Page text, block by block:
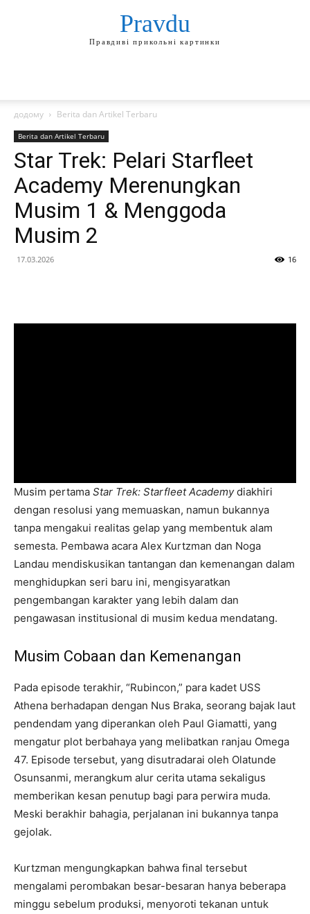
Pravdu
Правдиві прикольні картинки
додому Berita dan Artikel Terbaru
Berita dan Artikel Terbaru
Star Trek: Pelari Starfleet
Academy Merenungkan
Musim 1 & Menggoda
Musim 2
17.03.2026 16
Musim pertama Star Trek: Starfleet Academydiakhiri
dengan resolusi yang memuaskan, namun bukannya
tanpa mengakui realitas gelap yang membentuk alam
semesta. Pembawa acara Alex Kurtzman dan Noga
Landau mendiskusikan tantangan dan kemenangan dalam
menghidupkan seri baru ini, mengisyaratkan
pengembangan karakter yang lebih dalam dan
pengawasan institusional di musim kedua mendatang.
Musim Cobaan dan Kemenangan
Pada episode terakhir, “Rubincon,” para kadet USS
Athena berhadapan dengan Nus Braka, seorang bajak laut
pendendam yang diperankan oleh Paul Giamatti, yang
mengatur plot berbahaya yang melibatkan ranjau Omega
47. Episode tersebut, yang disutradarai oleh Olatunde
Osunsanmi, merangkum alur cerita utama sekaligus
memberikan kesan penutup bagi para perwira muda.
Meski berakhir bahagia, perjalanan ini bukannya tanpa
gejolak.
Kurtzman mengungkapkan bahwa final tersebut
mengalami perombakan besar-besaran hanya beberapa
minggu sebelum produksi, menyoroti tekanan untuk